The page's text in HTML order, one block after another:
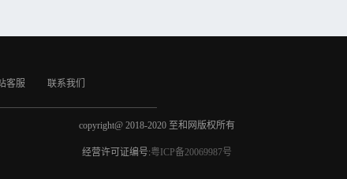
客服 联系我们
copyright@ 2018-2020 至和网版权所有
经营许可证编号:粤ICP备20069987号